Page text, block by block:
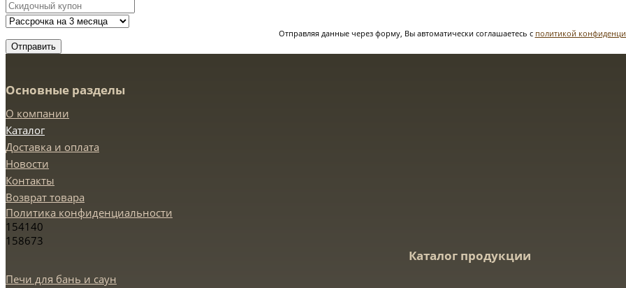
Отправляя данные через форму, Вы автоматически соглашаетесь с политикой
Отправить
Основные разделы
О компании
Каталог
Доставка и оплата
Новости
Контакты
Возврат товара
Политика конфиденциальности
154140
158673
Каталог продукции
Печи для бань и саун